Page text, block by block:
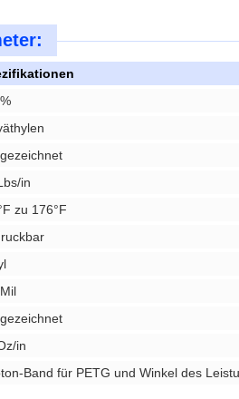
in
zu 176°F
in
Band für PETG und Winkel des